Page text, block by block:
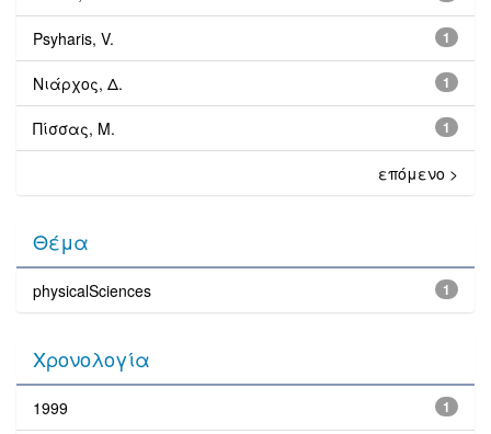
1
Psyharis, V.
1
Νιάρχος, Δ.
1
Πίσσας, M.
επόμενο >
Θέμα
1
physicalSciences
Χρονολογία
1
1999